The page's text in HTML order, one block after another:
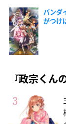
バン
がつけ
『政宗くん